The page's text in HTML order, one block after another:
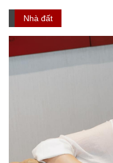
Nhà đất